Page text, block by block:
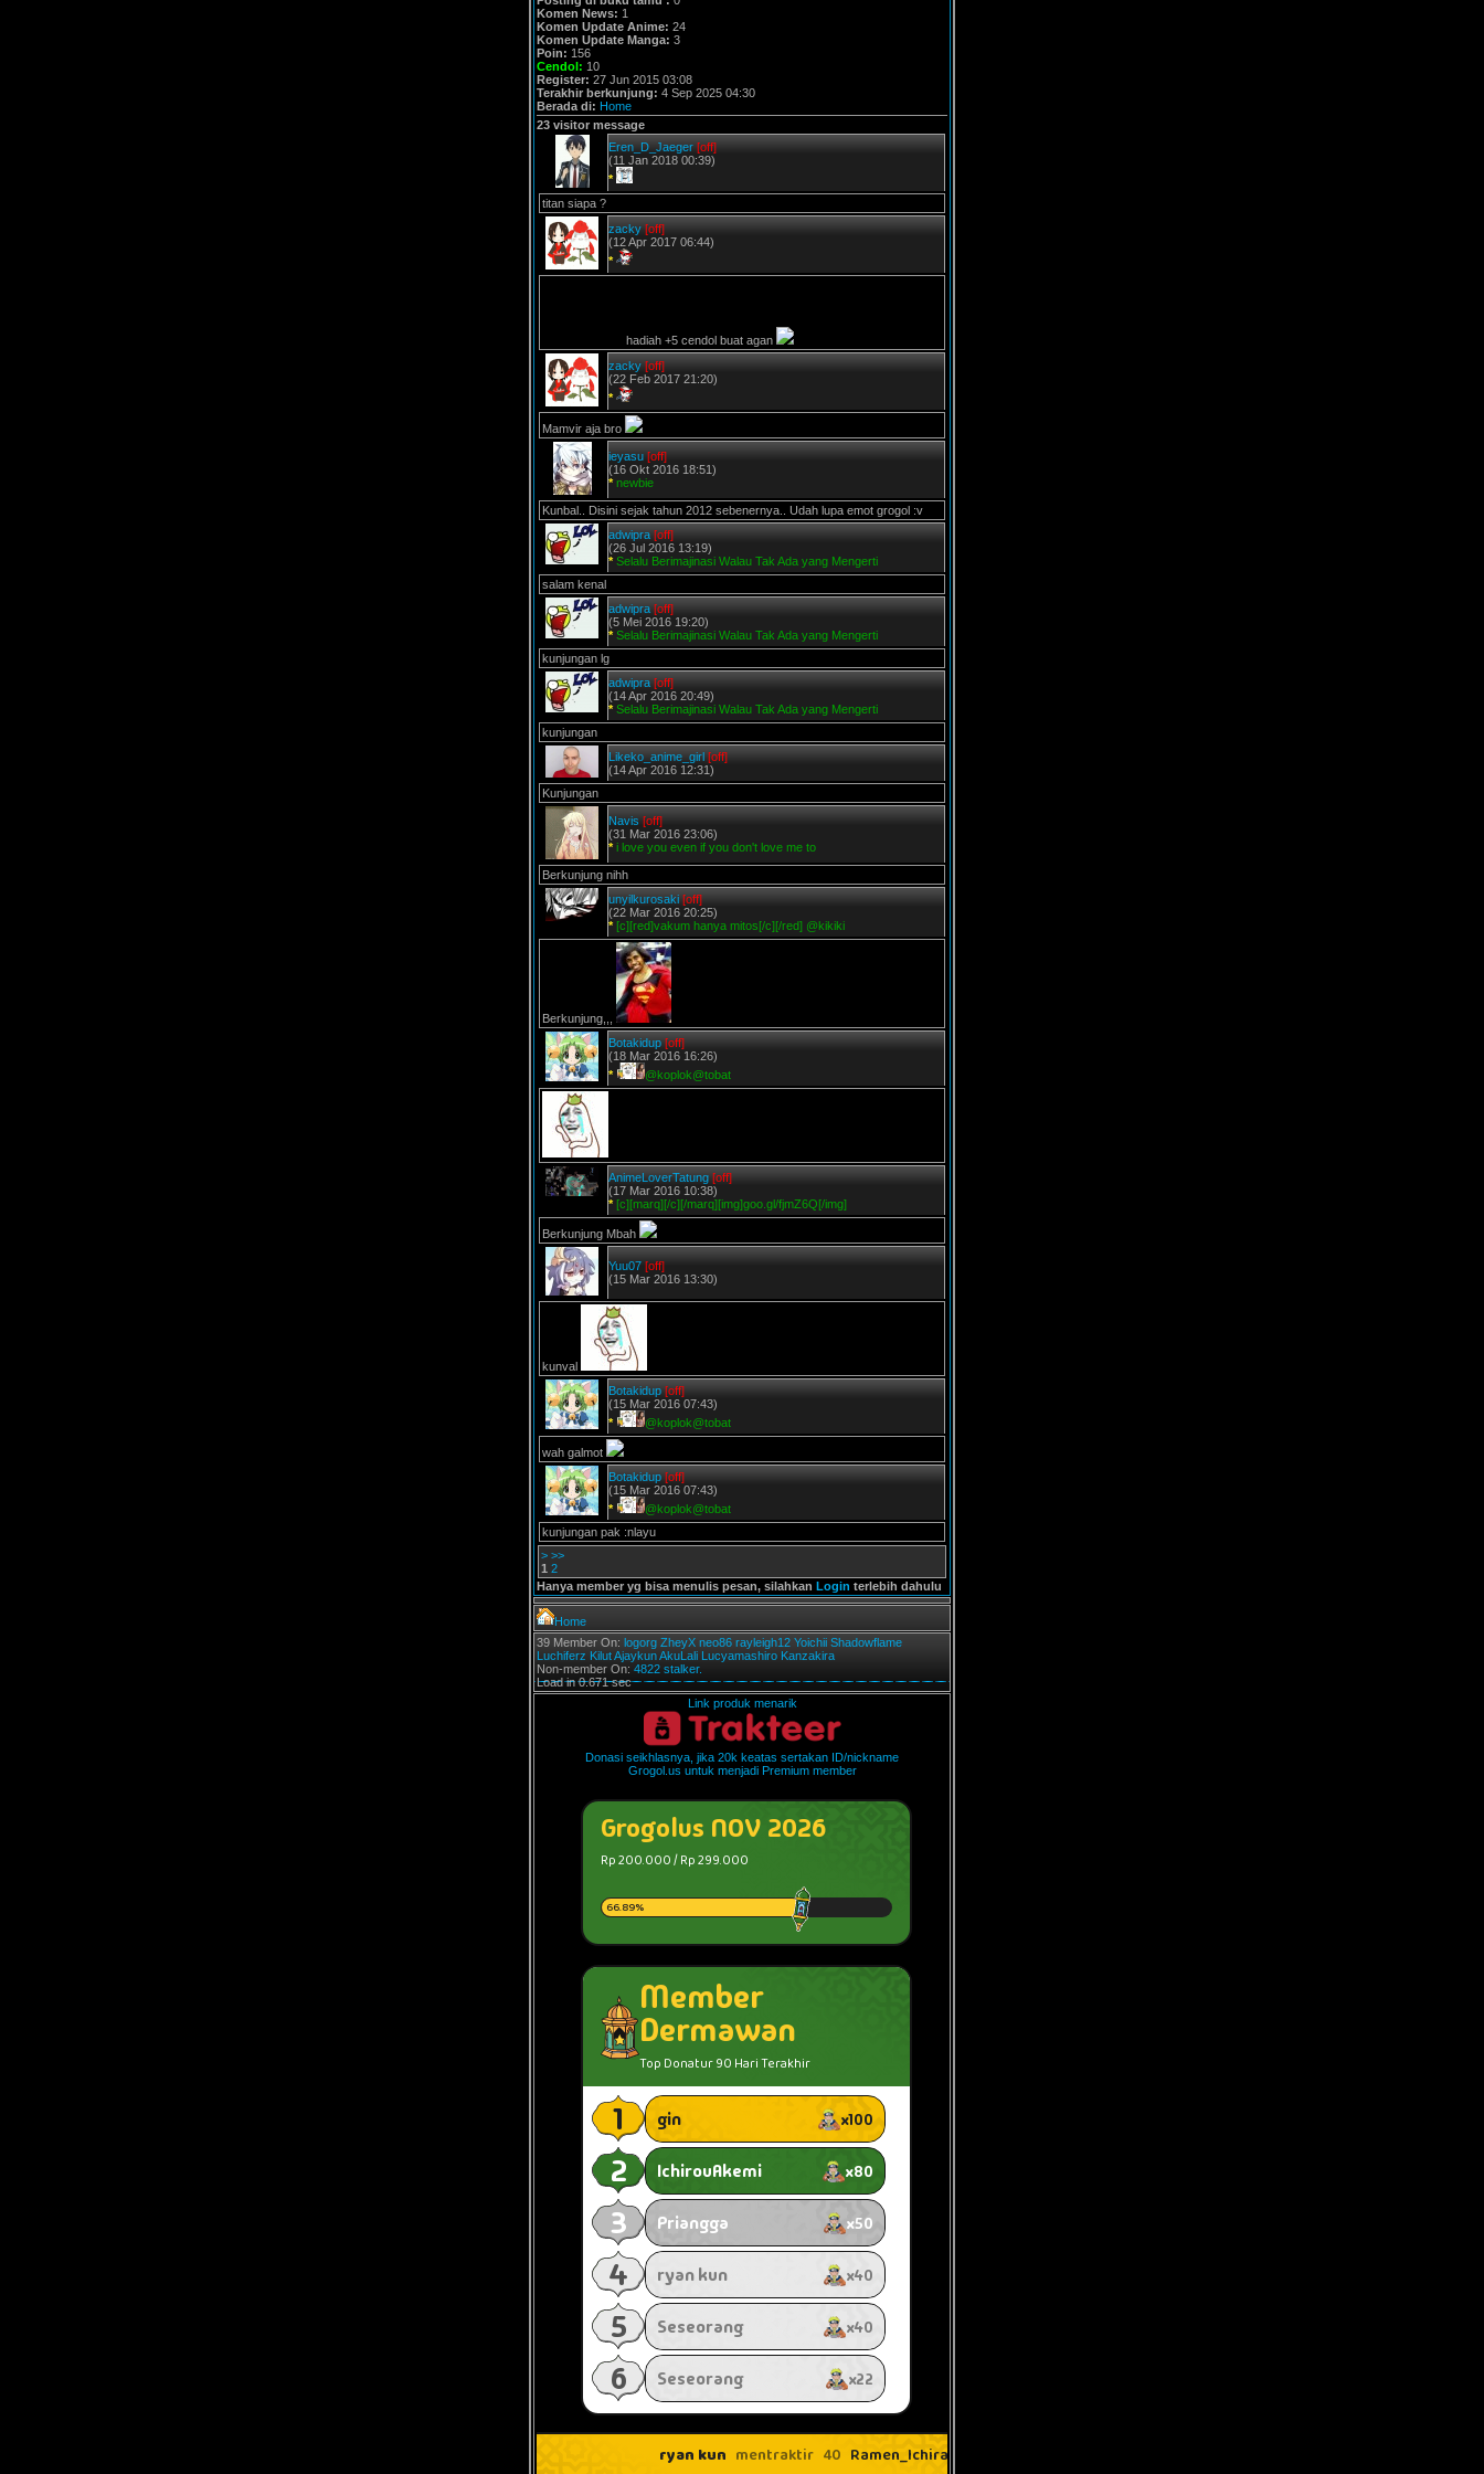
Komen News: 1
Komen Update Anime: 24
Komen Update Manga: 3
Poin: 156
Cendol: 10
Register: 27 Jun 2015 03:08
Terakhir berkunjung: 4 Sep 2025 04:30
Berada di: Home
23 visitor message
Eren_D_Jaeger [off]
(11 Jan 2018 00:39)
*
titan siapa ?
zacky [off]
(12 Apr 2017 06:44)
*
hadiah +5 cendol buat agan
zacky [off]
(22 Feb 2017 21:20)
*
Mamvir aja bro
ieyasu [off]
(16 Okt 2016 18:51)
* newbie
Kunbal.. Disini sejak tahun 2012 sebenernya.. Udah lupa emot grogol :v
adwipra [off]
(26 Jul 2016 13:19)
* Selalu Berimajinasi Walau Tak Ada yang Mengerti
salam kenal
adwipra [off]
(5 Mei 2016 19:20)
* Selalu Berimajinasi Walau Tak Ada yang Mengerti
kunjungan lg
adwipra [off]
(14 Apr 2016 20:49)
* Selalu Berimajinasi Walau Tak Ada yang Mengerti
kunjungan
Likeko_anime_girl [off]
(14 Apr 2016 12:31)
Kunjungan
Navis [off]
(31 Mar 2016 23:06)
* i love you even if you don't love me to
Berkunjung nihh
unyilkurosaki [off]
(22 Mar 2016 20:25)
* [c][red]vakum hanya mitos[/c][/red] @kikiki
Berkunjung,,,
Botakidup [off]
(18 Mar 2016 16:26)
*
@koplok@tobat
AnimeLoverTatung [off]
(17 Mar 2016 10:38)
* [c][marq][/c][/marq][img]goo.gl/fjmZ6Q[/img]
Berkunjung Mbah
Yuu07 [off]
(15 Mar 2016 13:30)
kunval
Botakidup [off]
(15 Mar 2016 07:43)
*
@koplok@tobat
wah galmot
Botakidup [off]
(15 Mar 2016 07:43)
*
@koplok@tobat
kunjungan pak :nlayu
> >>
1 2
Hanya member yg bisa menulis pesan, silahkan Login terlebih dahulu
Home
39 Member On: logorg ZheyX neo86 rayleigh12 Yoichii Shadowflame
Luchiferz KilutAjaykunAkuLali Lucyamashiro Kanzakira
Non-member On: 4822 stalker.
Load in 0.671 sec
Link produk menarik
Donasi seikhlasnya, jika 20k keatas sertakan ID/nickname
Grogol.us untuk menjadi Premium member